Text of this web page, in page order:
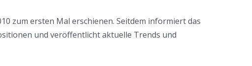
zum ersten Mal erschienen. Seitdem informiert das
und veröffentlicht aktuelle Trends und